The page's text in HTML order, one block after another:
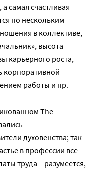
самая счастливая
по нескольким
в коллективе,
высота
карьерного роста,
корпоративной
работы и пр.
The
духовенства; так
в профессии все
труда – разумеется,